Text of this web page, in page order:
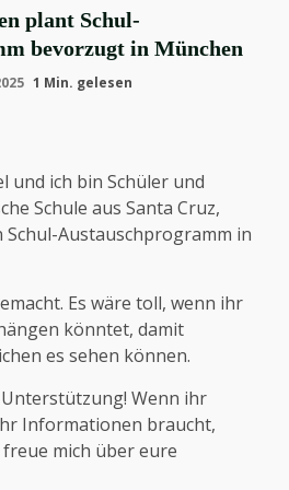
plant Schul-
bevorzugt in München
1 Min. gelesen
und ich bin Schüler und
Schule aus Santa Cruz,
Schul-Austauschprogramm in
Es wäre toll, wenn ihr
könntet, damit
es sehen können.
Wenn ihr
Informationen braucht,
mich über eure